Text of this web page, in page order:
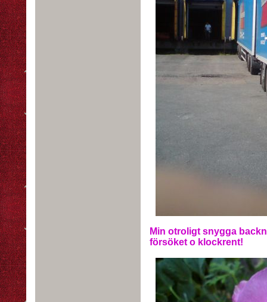
Min otroligt snygga
försöket o klockrent!